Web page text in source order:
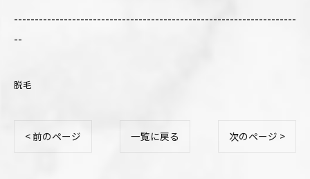
--------------------------------------------------------------------
--
脱毛
< 前のページ 一覧に戻る 次のページ >